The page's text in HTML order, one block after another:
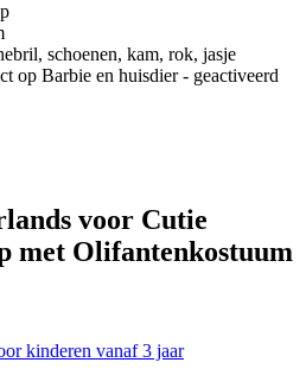
schoenen, kam, rok, jasje
op Barbie en huisdier - geactiveerd
voor Cutie
met Olifantenkostuum
kinderen vanaf 3 jaar